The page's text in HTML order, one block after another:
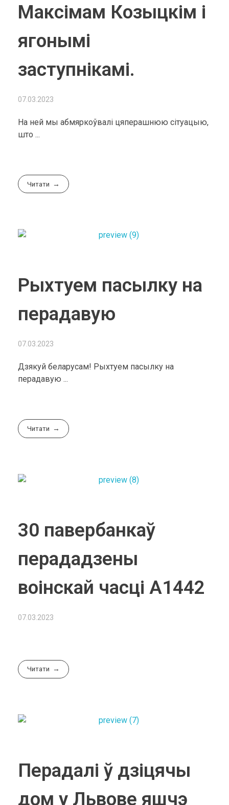
Максімам Козыцкім і
ягонымі
заступнікамі.
07.03.2023
На ней мы абмяркоўвалі цяперашнюю сітуацыю,
што ...
Читати
Рыхтуем пасылку на
перадавую
07.03.2023
Дзякуй беларусам! Рыхтуем пасылку на
перадавую ...
Читати
30 павербанкаў
перададзены
воінскай часці А1442
07.03.2023
Читати
Перадалі ў дзіцячы
дом у Львове яшчэ